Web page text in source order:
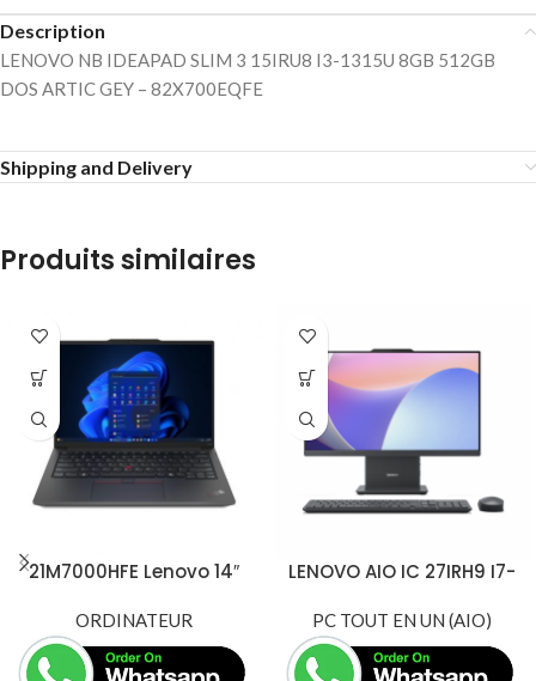
Description
LENOVO NB IDEAPAD SLIM 3 15IRU8 I3-1315U 8GB 512GB
DOS ARTIC GEY – 82X700EQFE
Shipping and Delivery
Produits similaires
21M7000HFE Lenovo 14″
125U | SSD 512Go NVMe –
Prix Maroc
ORDINATEUR
LENOVO AIO IC 27IRH9 I7-
FHD TOUCH FHD LUNA
GREY – F0HM00MSFE
PC TOUT EN UN (AIO)